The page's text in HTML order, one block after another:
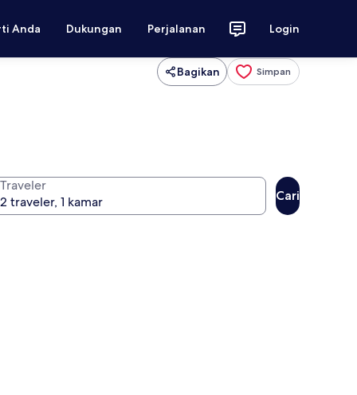
Anda Dukungan Perjalanan Login
Bagikan Simpan
Traveler
Cari